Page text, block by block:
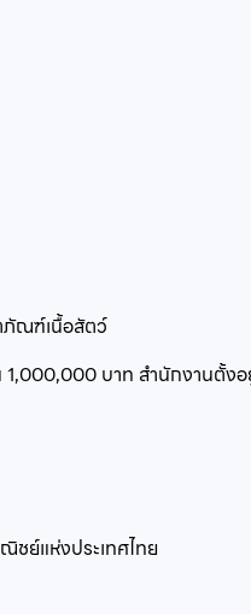
ภัณฑ์เนื้อสัตว์
1,000,000 บาท สำนักงานตั้ง
ย์แห่งประเทศไทย